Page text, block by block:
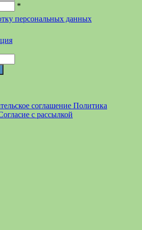
*
персональных данных
соглашение Политика
с рассылкой